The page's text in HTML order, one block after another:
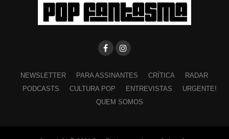
NEWSLETTER PARA ASSINANTES CRÍTICA
RADAR
PODCASTS
CULTURA POP ENTREVISTAS
URGENTE!
QUEM SOMOS